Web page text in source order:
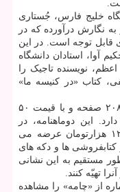
خلیج فارس، جُستاری
نگارش درآورده که در
قابل توجه است. در این
آوا، استادان دانشگاه
نویسنده تاجیک را
کتاب «در کنیسه ما»
این شماره از دوماهنامه ادبی «چامه» در ۲۰۸ صفحه و با قیمت ۵۰
این دوماهنامه، در
فروشگاه اینترنتی فیدیبو و جار با قیمت ۱۲ هزارتومان عرضه می
کتابفروشی ها و دکه های
مستقیم به این نشانی
از «چامه» را مشاهده